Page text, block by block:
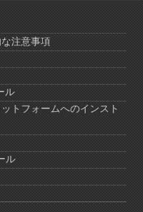
注意事項
ル
トフォームへのインスト
ル